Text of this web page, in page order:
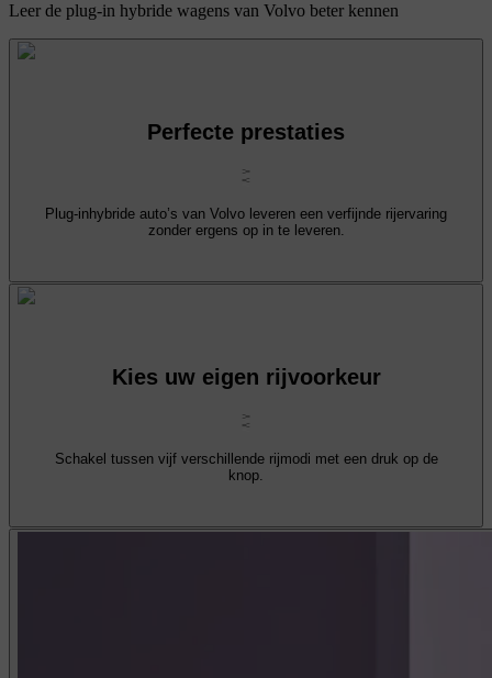
Leer de plug-in hybride wagens van Volvo beter kennen
Perfecte prestaties
Plug-inhybride auto’s van Volvo leveren een verfijnde rijervaring
zonder ergens op in te leveren.
Kies uw eigen rijvoorkeur
Schakel tussen vijf verschillende rijmodi met een druk op de
knop.